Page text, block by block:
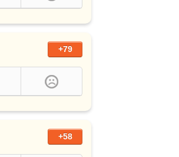
+79
+58